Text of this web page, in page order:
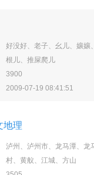
好没好、老子、幺儿、孃孃
根儿、推屎爬儿
3900
2009-07-19 08:41:51
地理
泸州、泸州市、龙马潭、龙
村、黄舣、江城、方山